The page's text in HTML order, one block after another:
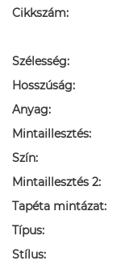
Cikkszám:
Szélesség:
Hosszúság:
Anyag:
Mintaillesztés:
Szín:
Mintaillesztés 2:
Tapéta mintázat:
Típus:
Stílus: